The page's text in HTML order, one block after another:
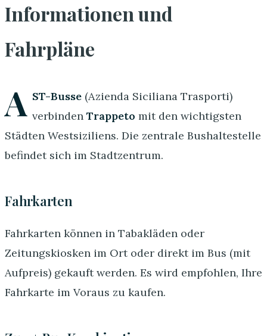
Informationen und
Fahrpläne
A ST-Busse (Azienda Siciliana Trasporti)
verbindenTrappeto mit den wichtigsten
Städten Westsiziliens. Die zentrale Bushaltestelle
befindet sich im Stadtzentrum.
Fahrkarten
Fahrkarten können in Tabakläden oder
Zeitungskiosken im Ort oder direkt im Bus (mit
Aufpreis) gekauft werden. Es wird empfohlen, Ihre
Fahrkarte im Voraus zu kaufen.